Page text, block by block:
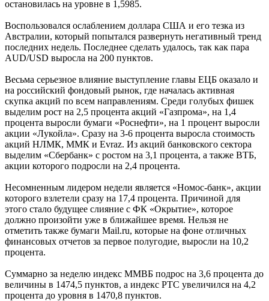
остановилась на уровне в 1,5985.
Воспользовался ослаблением доллара США и его тезка из
Австралии, который попытался развернуть негативный тренд
последних недель. Последнее сделать удалось, так как пара
AUD/USD выросла на 200 пунктов.
Весьма серьезное влияние выступление главы ЕЦБ оказало и
на российский фондовый рынок, где началась активная
скупка акций по всем направлениям. Среди голубых фишек
выделим рост на 2,5 процента акций «Газпрома», на 1,4
процента выросли бумаги «Роснефти», на 1 процент выросли
акции «Лукойла». Сразу на 3-6 процента выросла стоимость
акций НЛМК, ММК и Evraz. Из акций банковского сектора
выделим «Сбербанк» с ростом на 3,1 процента, а также ВТБ,
акции которого подросли на 2,4 процента.
Несомненным лидером недели является «Номос-банк», акции
которого взлетели сразу на 17,4 процента. Причиной для
этого стало будущее слияние с ФК «Окрытие», которое
должно произойти уже в ближайшее время. Нельзя не
отметить также бумаги Mail.ru, которые на фоне отличных
финансовых отчетов за первое полугодие, выросли на 10,2
процента.
Суммарно за неделю индекс ММВБ подрос на 3,6 процента до
величины в 1474,5 пунктов, а индекс РТС увеличился на 4,2
процента до уровня в 1470,8 пунктов.